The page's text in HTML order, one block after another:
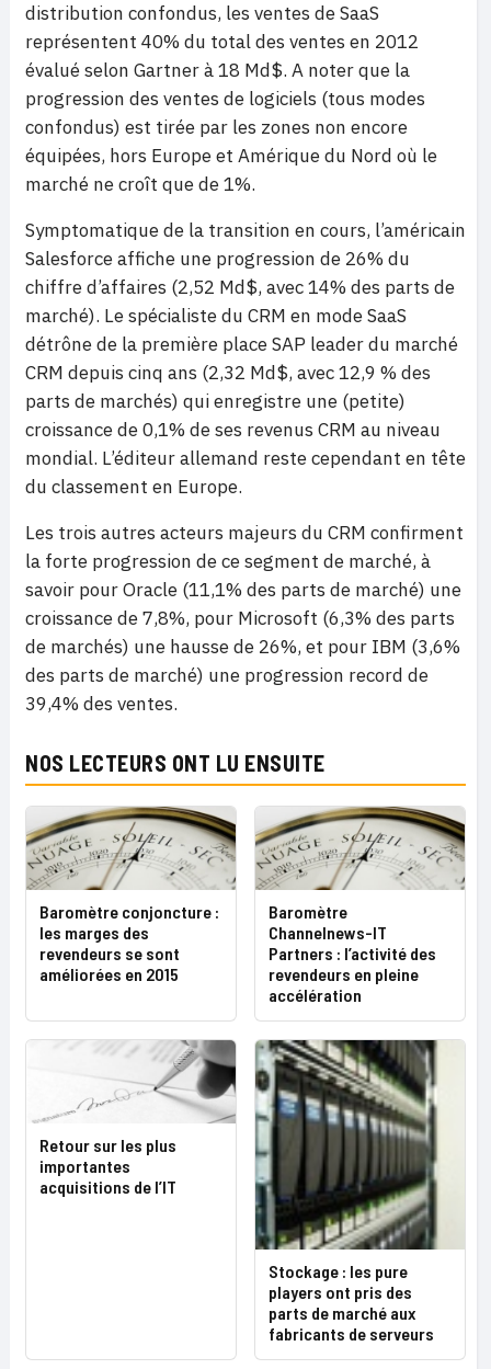
distribution confondus, les ventes de SaaS
représentent 40% du total des ventes en 2012
évalué selon Gartner à 18 Md$. A noter que la
progression des ventes de logiciels (tous modes
confondus) est tirée par les zones non encore
équipées, hors Europe et Amérique du Nord où le
marché ne croît que de 1%.
Symptomatique de la transition en cours, l’américain
Salesforce affiche une progression de 26% du
chiffre d’affaires (2,52 Md$, avec 14% des parts de
marché). Le spécialiste du CRM en mode SaaS
détrône de la première place SAP leader du marché
CRM depuis cinq ans (2,32 Md$, avec 12,9 % des
parts de marchés) qui enregistre une (petite)
croissance de 0,1% de ses revenus CRM au niveau
mondial. L’éditeur allemand reste cependant en tête
du classement en Europe.
Les trois autres acteurs majeurs du CRM confirment
la forte progression de ce segment de marché, à
savoir pour Oracle (11,1% des parts de marché) une
croissance de 7,8%, pour Microsoft (6,3% des parts
de marchés) une hausse de 26%, et pour IBM (3,6%
des parts de marché) une progression record de
39,4% des ventes.
NOS LECTEURS ONT LU ENSUITE
Baromètre conjoncture :
les marges des
revendeurs se sont
améliorées en 2015
Baromètre
Channelnews-IT
Partners : l’activité des
revendeurs en pleine
accélération
Retour sur les plus
importantes
acquisitions de l’IT
Stockage : les pure
players ont pris des
parts de marché aux
fabricants de serveurs